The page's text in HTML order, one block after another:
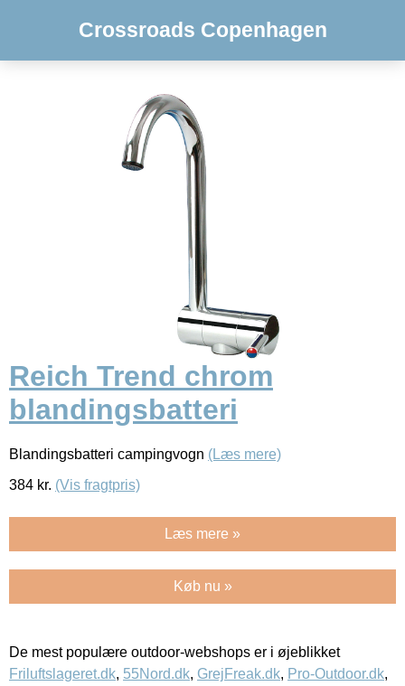
Crossroads Copenhagen
Reich Trend chrom
blandingsbatteri
Blandingsbatteri campingvogn (Læs mere)
384 kr. (Vis fragtpris)
Læs mere »
Køb nu »
De mest populære outdoor-webshops er i øjeblikket
Friluftslageret.dk, 55Nord.dk, GrejFreak.dk, Pro-Outdoor.dk,